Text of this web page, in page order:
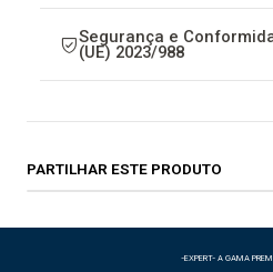
Segurança e
(UE) 2023/988
PARTILHAR ESTE PRODUTO
-EXPERT- A GAMA